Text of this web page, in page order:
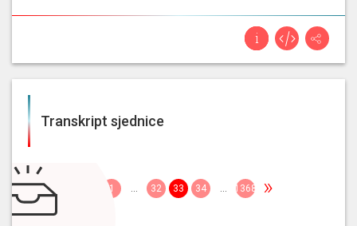
Transkript sjednice
1 ... 32 33 34 ... 1368 »